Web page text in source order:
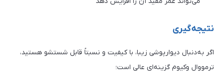
نتیجه‌گیری
اگر به‌دنبال دیوارپوشی زیبا، با کیفیت و نسبتاً قابل شستشو هستید،
ترمووال وکیوم گزینه‌ای عالی است؛